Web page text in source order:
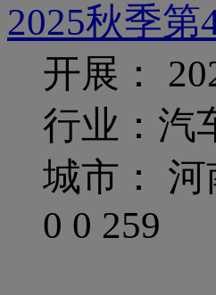
2025秋季
开展：
行业：汽
城市：
0 0 259